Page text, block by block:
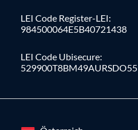
LEI Code Register-LEI:
984500064E5B40721438
LEI Code Ubisecure:
529900T8BM49AURSDO55